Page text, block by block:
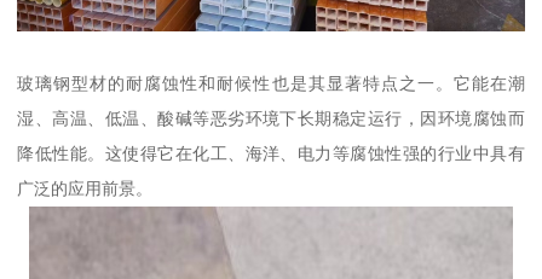
玻璃钢型材的耐腐蚀性和耐候性也是其显著特点之一。它能在潮
湿、高温、低温、酸碱等恶劣环境下长期稳定运行，因环境腐蚀而
降低性能。这使得它在化工、海洋、电力等腐蚀性强的行业中具有
广泛的应用前景。